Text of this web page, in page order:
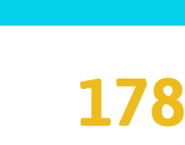
178